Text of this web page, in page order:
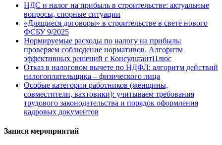
НДС и налог на прибыль в строительстве: актуальные
вопросы, спорные ситуации
«Длящиеся договоры» в строительстве в свете нового
ФСБУ 9/2025
Нормируемые расходы по налогу на прибыль:
проверяем соблюдение нормативов. Алгоритм
эффективных решений с КонсультантПлюс
Отказ в налоговом вычете по НДФЛ: алгоритм действий
налогоплательщика – физического лица
Особые категории работников (женщины,
совместители, вахтовики): учитываем требования
трудового законодательства и порядок оформления
кадровых документов
Записи мероприятий